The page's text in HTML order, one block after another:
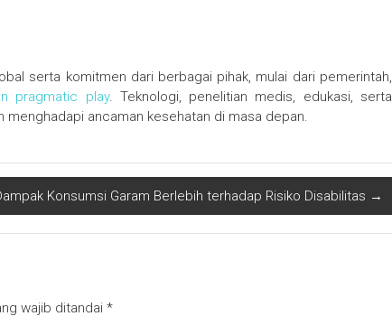
serta komitmen dari berbagai pihak, mulai dari pemerintah,
pragmatic play. Teknologi, penelitian medis, edukasi, serta
ancaman kesehatan di masa depan.
Konsumsi Garam Berlebih terhadap Risiko Disabilitas →
wajib ditandai *